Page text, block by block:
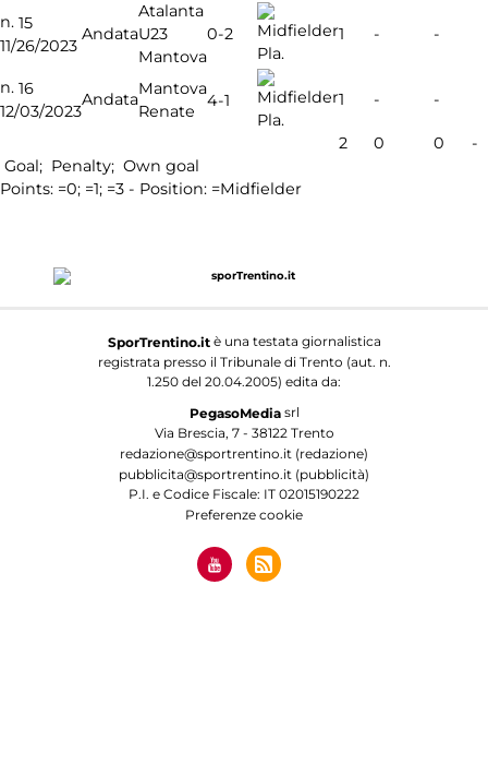
n. 15
11/26/2023
Andata
Atalanta
U23
Mantova
0-2
Pla.
1 - -
n. 16
12/03/2023
Andata
Mantova
Renate
4-1
Pla.
1 - -
2 0 0
-
Goal; Penalty; Own goal
Points: =0; =1; =3 - Position: =Midfielder
SporTrentino.itè una testata giornalistica
registrata presso il Tribunale di Trento (aut. n.
1.250 del 20.04.2005) edita da:
PegasoMediasrl
Via Brescia, 7 - 38122 Trento
redazione@sportrentino.it (redazione)
pubblicita@sportrentino.it (pubblicità)
P.I. e Codice Fiscale: IT 02015190222
Preferenze cookie